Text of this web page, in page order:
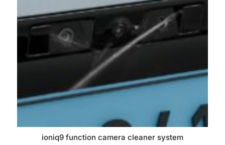
ioniq9 function camera cleaner system